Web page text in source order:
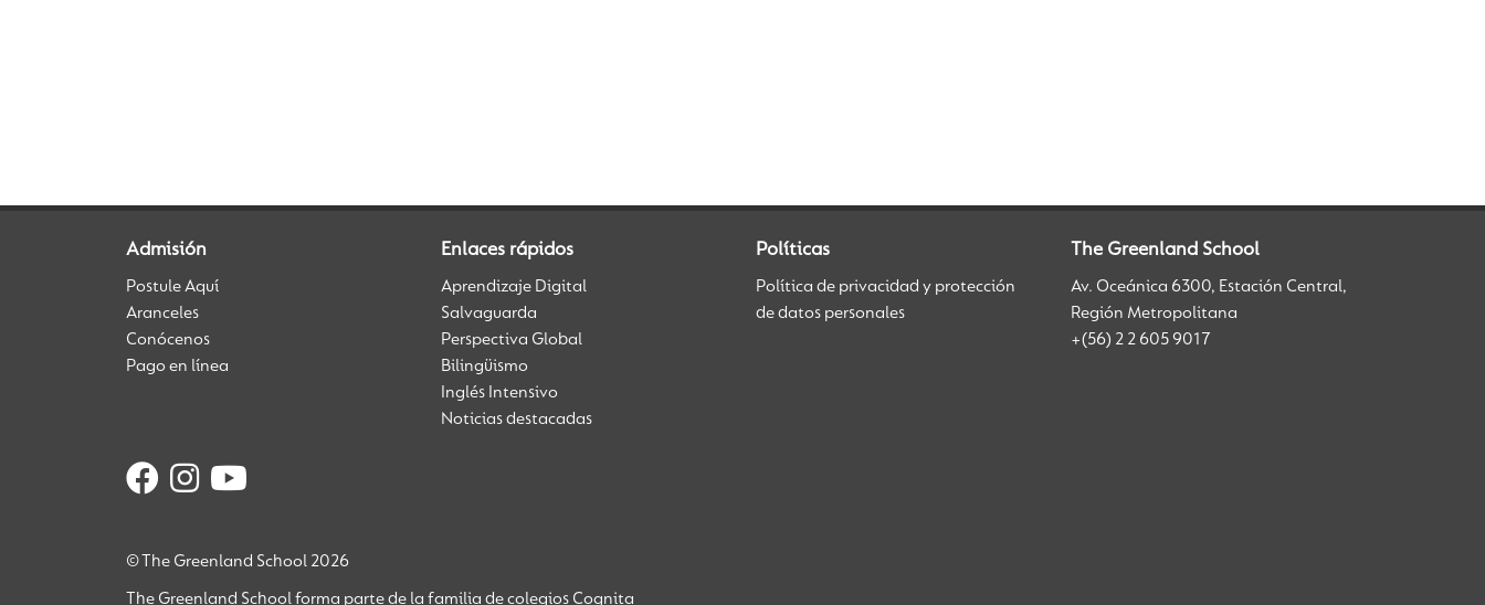
Admisión
Postule Aquí
Aranceles
Conócenos
Pago en línea
Enlaces rápidos
Aprendizaje Digital
Salvaguarda
Perspectiva Global
Bilingüismo
Inglés Intensivo
Noticias destacadas
Políticas
Política de privacidad y protección
de datos personales
The Greenland School
Av. Oceánica 6300, Estación Central,
Región Metropolitana
+(56) 2 2 605 9017
© The Greenland School 2026
The Greenland School forma parte de la familia de colegios Cognita